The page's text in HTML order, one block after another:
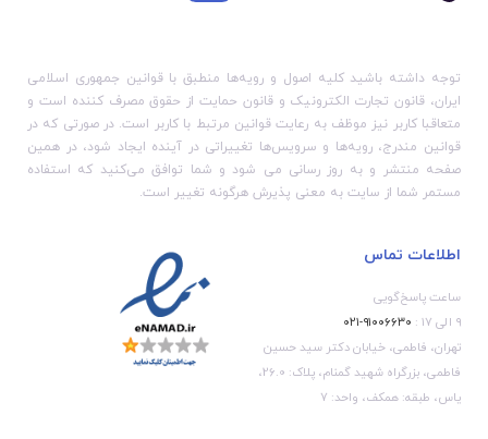
توجه داشته باشید کلیه اصول و رویه‏‌ها منطبق با قوانین جمهوری اسلامی
ایران، قانون تجارت الکترونیک و قانون حمایت از حقوق مصرف کننده است و
متعاقبا کاربر نیز موظف به رعایت قوانین مرتبط با کاربر است. در صورتی که در
قوانین مندرج، رویه‏‌ها و سرویس‏‌ها تغییراتی در آینده ایجاد شود، در همین
صفحه منتشر و به روز رسانی می شود و شما توافق می‏‌کنید که استفاده
مستمر شما از سایت به معنی پذیرش هرگونه تغییر است.
اطلاعات تماس
ساعت پاسخ‌گویی
۹ الی ۱۷ :
۹۱۰۰۶۶۳۰-۰۲۱
تهران، فاطمی، خیابان دکتر سید حسین
فاطمی، بزرگراه شهید گمنام، پلاک: 26.0،
یاس، طبقه: همکف، واحد: 7